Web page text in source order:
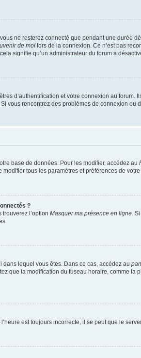
ne resterez connecté que pendant une durée
de moi lors de la connexion. Ce n’est pas
signifie qu’un administrateur du forum a
d’authentification et votre connexion au
vous rencontrez des problèmes de connexion ou
base de données. Pour les modifier, accédez au
tous les paramètres et préférences de votre
?
l’option Masquer ma présence en ligne .
lequel vous êtes. Dans ce cas, accédez au
que la modification du fuseau horaire, comme la
est toujours incorrecte, il se peut que le